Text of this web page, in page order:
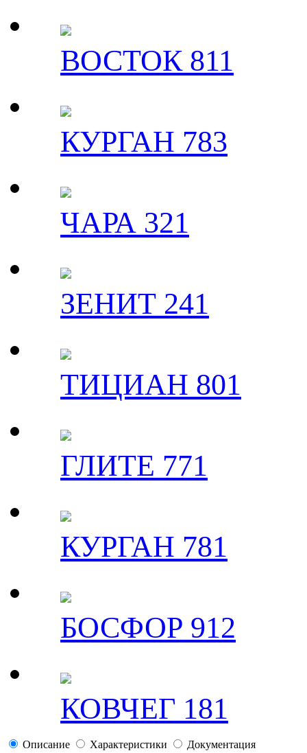
ВОСТОК 811
КУРГАН 783
ЧАРА 321
ЗЕНИТ 241
ТИЦИАН 801
ГЛИТЕ 771
КУРГАН 781
БОСФОР 912
КОВЧЕГ 181
Описание Характеристики Документация